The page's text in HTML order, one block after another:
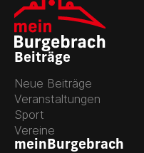
Beiträge
Neue Beiträge
Veranstaltungen
Sport
Vereine
meinBurgebrach